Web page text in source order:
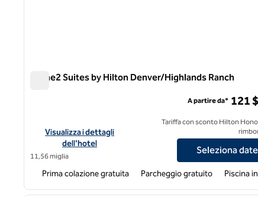
Home2 Suites by Hilton Denver/Highlands Ranch
Visualizza i dettagli dell'hotel Home2 Suites by Hilton
Visualizza i dettagli
dell'hotel
11,56 miglia
A partire da* 121 $
Tariffa con sconto Hilton
Seleziona date
Prima colazione gratuita Parcheggio gratuito Piscina